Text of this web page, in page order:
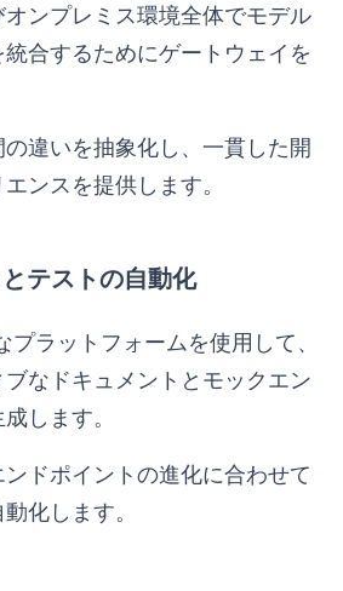
オンプレミス環境全体でモデル
合するためにゲートウェイを
違いを抽象化し、一貫した開
ンスを提供します。
テストの自動化
ラットフォームを使用して、
なドキュメントとモックエン
します。
ドポイントの進化に合わせて
化します。